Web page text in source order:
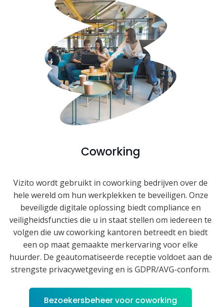
Coworking
Vizito wordt gebruikt in coworking bedrijven over de
hele wereld om hun werkplekken te beveiligen. Onze
beveiligde digitale oplossing biedt compliance en
veiligheidsfuncties die u in staat stellen om iedereen te
volgen die uw coworking kantoren betreedt en biedt
een op maat gemaakte merkervaring voor elke
huurder. De geautomatiseerde receptie voldoet aan de
strengste privacywetgeving en is GDPR/AVG-conform.
Bezoekersbeheer voor coworking